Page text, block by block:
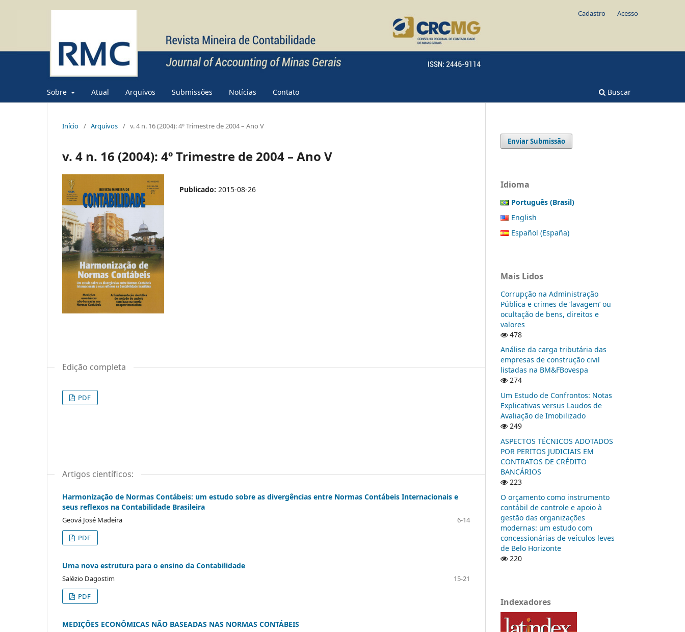
Sobre Atual Arquivos Submissões Notícias Contato Buscar
Cadastro Acesso
Início / Arquivos / v. 4 n. 16 (2004): 4º Trimestre de 2004 – Ano V
v. 4 n. 16 (2004): 4º Trimestre de 2004 – Ano V
Publicado: 2015-08-26
Edição completa
PDF
Artigos científicos:
Harmonização de Normas Contábeis: um estudo sobre as divergências entre Normas Contábeis Internacionais e
seus reflexos na Contabilidade Brasileira
Geová José Madeira
6-14
PDF
Uma nova estrutura para o ensino da Contabilidade
Salézio Dagostim
15-21
PDF
MEDIÇÕES ECONÔMICAS NÃO BASEADAS NAS NORMAS CONTÁBEIS
Enviar Submissão
Idioma
Português (Brasil)
English
Español (España)
Mais Lidos
Corrupção na Administração
Pública e crimes de ‘lavagem’ ou
ocultação de bens, direitos e
valores
478
Análise da carga tributária das
empresas de construção civil
listadas na BM&FBovespa
274
Um Estudo de Confrontos: Notas
Explicativas versus Laudos de
Avaliação de Imobilizado
249
ASPECTOS TÉCNICOS ADOTADOS
POR PERITOS JUDICIAIS EM
CONTRATOS DE CRÉDITO
BANCÁRIOS
223
O orçamento como instrumento
contábil de controle e apoio à
gestão das organizações
modernas: um estudo com
concessionárias de veículos leves
de Belo Horizonte
220
Indexadores